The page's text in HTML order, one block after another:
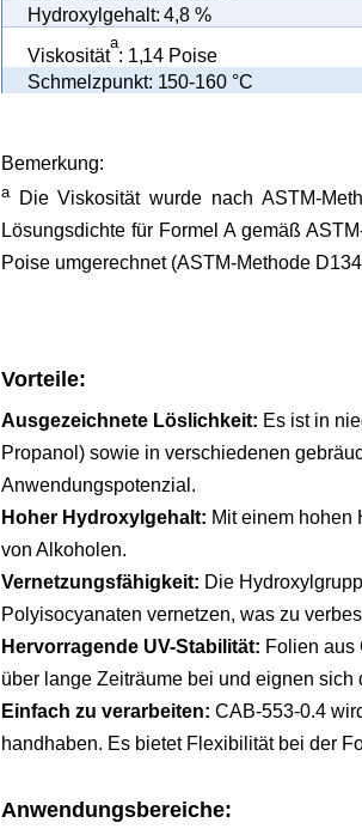
Hydroxylgehalt: 4,8 %
Viskosität
a
: 1,14 Poise
Schmelzpunkt: 150-160 °C
Bemerkung:
a
Die Viskosität wurde nach ASTM-
Lösungsdichte für Formel A gemäß
Poise umgerechnet (ASTM-Methode
Vorteile:
Ausgezeichnete Löslichkeit: Es ist in
Propanol) sowie in verschiedenen
Anwendungspotenzial.
Hoher Hydroxylgehalt: Mit einem hohen
von Alkoholen.
Vernetzungsfähigkeit: Die
Polyisocyanaten vernetzen, was zu
Hervorragende UV-Stabilität: Folien aus
über lange Zeiträume bei und eignen
Einfach zu verarbeiten: CAB-553-0.4
handhaben. Es bietet Flexibilität bei der
Anwendungsbereiche: